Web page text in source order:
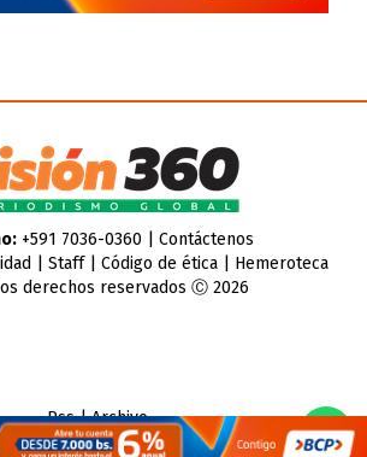
+591 7036-0360 | Contáctenos
Staff| Código de ética| Hemeroteca
derechos reservados Ⓒ 2026
Rss|Archivo
para mediosbyTroop